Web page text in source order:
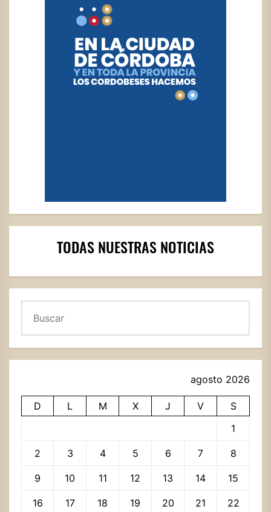
TODAS NUESTRAS NOTICIAS
agosto 2026
D L M X J V
S
1
2 3 4 5 6 7 8
9 10 11 12 13 14 15
16 17 18 19 20 21 22